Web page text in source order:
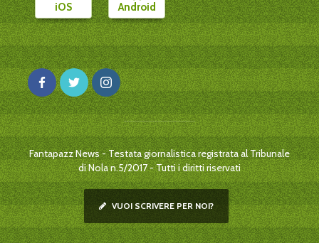
iOS Android
Fantapazz News - Testata giornalistica registrata al Tribunale
di Nola n.5/2017 - Tutti i diritti riservati
VUOI SCRIVERE PER NOI?